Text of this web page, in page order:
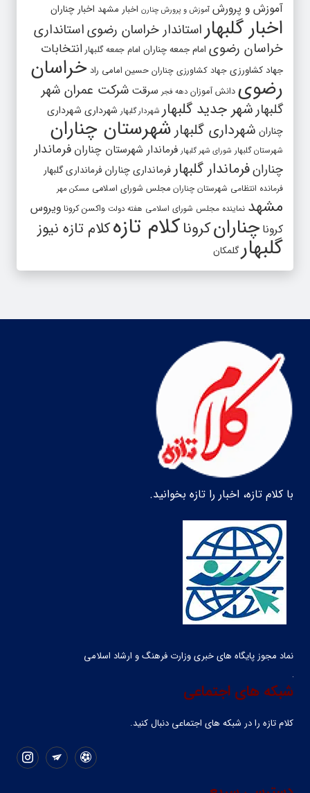
آموزش و پرورش آموزش و پرورش چنارن اخبار مشهد اخبار چناران
اخبار گلبهار استاندار خراسان رضویاستانداری
خراسان رضوی امام جمعه چناران امام جمعه گلبهار انتخابات
جهاد کشاورزی جهاد کشاورزی چناران حسین امامی راد خراسان
رضوی دانش آموزان دهه فجر سرقت شرکت عمران شهر
گلبهارشهر جدید گلبهار شهردار گلبهار شهرداری شهرداری
چناران شهرداری گلبهار شهرستان چناران
شهرستان گلبهار شورای شهر گلبهار فرماندار شهرستان چناران فرماندار
چنارانفرماندار گلبهار فرمانداری چناران فرمانداری گلبهار
فرمانده انتظامی شهرستان چناران مجلس شورای اسلامی مسکن مهر
مشهد نماینده مجلس شورای اسلامی هفته دولت واکسن کرونا ویروس
کرونا چنارانکروناکلام تازهکلام تازه نیوز
گلبهارگلمکان
با کلام تازه، اخبار را تازه بخوانید.
نماد مجوز پایگاه های خبری وزارت فرهنگ و ارشاد اسلامی
شبکه های اجتماعی
کلام تازه را در شبکه ‌های اجتماعی دنبال کنید.